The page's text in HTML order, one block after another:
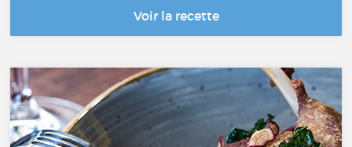
Voir la recette